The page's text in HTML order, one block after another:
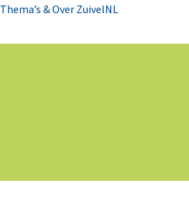
Thema’s & Over ZuivelNL